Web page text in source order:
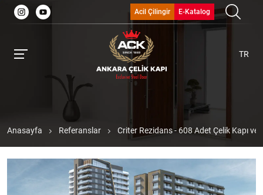
Acil Çilingir E-Katalog
TR
Anasayfa Referanslar Criter Rezidans - 608 Adet Çelik Kapı ve